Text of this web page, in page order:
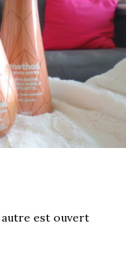
autre est ouvert